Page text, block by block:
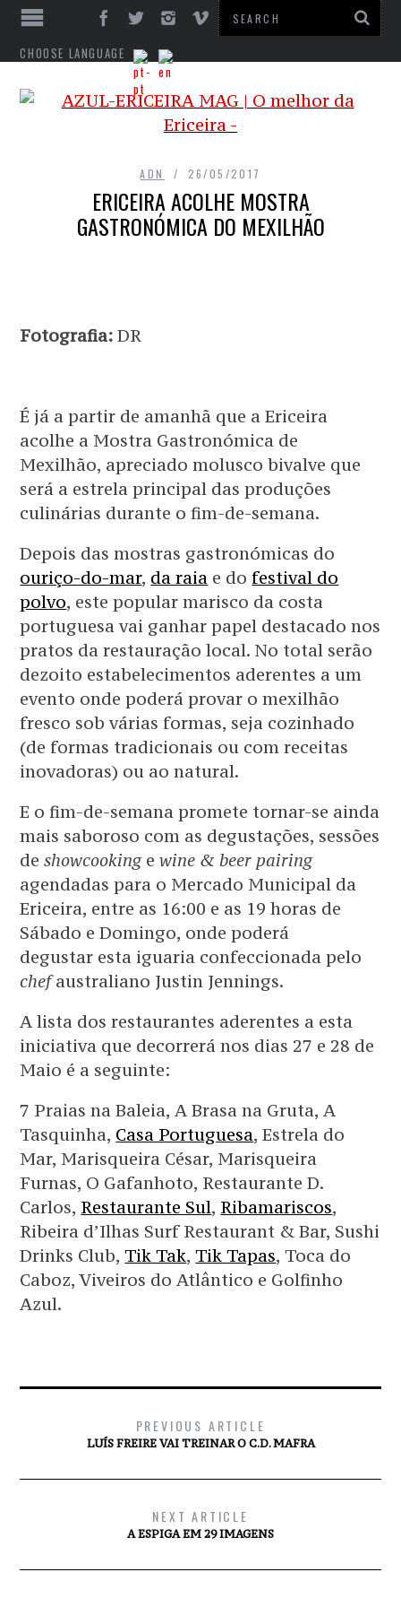
CHOOSE LANGUAGE
ADN 26/05/2017
ERICEIRA ACOLHE MOSTRA
GASTRONÓMICA DO MEXILHÃO
Fotografia:DR
É já a partir de amanhã que a Ericeira
acolhe a Mostra Gastronómica de
Mexilhão, apreciado molusco bivalve que
será a estrela principal das produções
culinárias durante o fim-de-semana.
Depois das mostras gastronómicas do
ouriço-do-mar, da raia e do festival do
polvo, este popular marisco da costa
portuguesa vai ganhar papel destacado nos
pratos da restauração local. No total serão
dezoito estabelecimentos aderentes a um
evento onde poderá provar o mexilhão
fresco sob várias formas, seja cozinhado
(de formas tradicionais ou com receitas
inovadoras) ou ao natural.
E o fim-de-semana promete tornar-se ainda
mais saboroso com as degustações, sessões
deshowcookingewine & beer pairing
agendadas para o Mercado Municipal da
Ericeira, entre as 16:00 e as 19 horas de
Sábado e Domingo, onde poderá
degustar esta iguaria confeccionada pelo
chefaustraliano Justin Jennings.
A lista dos restaurantes aderentes a esta
iniciativa que decorrerá nos dias 27 e 28 de
Maio é a seguinte:
7 Praias na Baleia, A Brasa na Gruta, A
Tasquinha, Casa Portuguesa, Estrela do
Mar, Marisqueira César, Marisqueira
Furnas, O Gafanhoto, Restaurante D.
Carlos, Restaurante Sul, Ribamariscos,
Ribeira d’Ilhas Surf Restaurant & Bar, Sushi
Drinks Club,Tik Tak,Tik Tapas, Toca do
Caboz, Viveiros do Atlântico e Golfinho
Azul.
PREVIOUS ARTICLE
LUÍS FREIRE VAI TREINAR O C.D. MAFRA
NEXT ARTICLE
A ESPIGA EM 29 IMAGENS